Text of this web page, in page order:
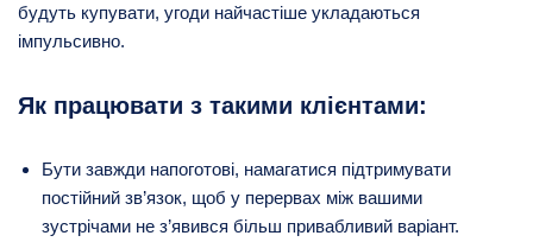
будуть купувати, угоди найчастіше укладаються
імпульсивно.
Як працювати з такими клієнтами:
Бути завжди напоготові, намагатися підтримувати
постійний зв’язок, щоб у перервах між вашими
зустрічами не з’явився більш привабливий варіант.